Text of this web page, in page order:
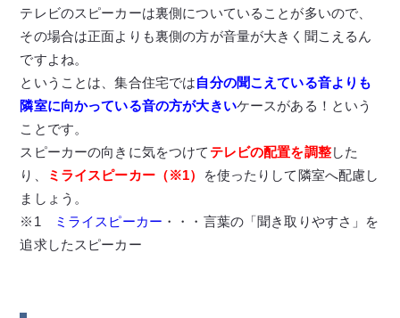
テレビのスピーカーは裏側についていることが多いので、
その場合は正面よりも裏側の方が音量が大きく聞こえるん
ですよね。
ということは、集合住宅では自分の聞こえている音よりも
隣室に向かっている音の方が大きいケースがある！という
ことです。
スピーカーの向きに気をつけて テレビの配置を調整した
り、
ミライスピーカー（※1）
を使ったりして隣室へ配慮し
ましょう。
※1
ミライスピーカー ・・・言葉の「聞き取りやすさ」を
追求したスピーカー